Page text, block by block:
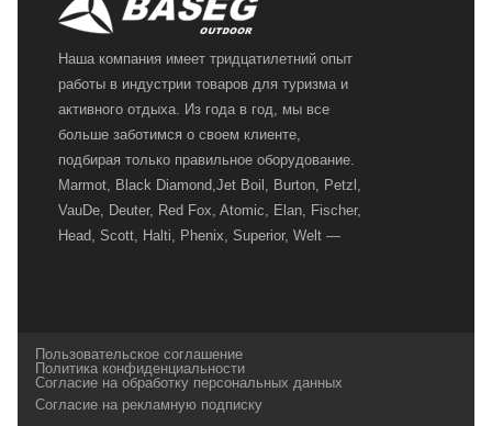
Наша компания имеет тридцатилетний опыт
работы в индустрии товаров для туризма и
активного отдыха. Из года в год, мы все
больше заботимся о своем клиенте,
подбирая только правильное оборудование.
Marmot, Black Diamond,Jet Boil, Burton, Petzl,
VauDe, Deuter, Red Fox, Atomic, Elan, Fischer,
Head, Scott, Halti, Phenix, Superior, Welt —
и взыскательных путешественников,
спортсменов и отдыхающих.
Пользовательское соглашение
Политика конфиденциальности
Согласие на обработку персональных данных
Согласие на рекламную подписку